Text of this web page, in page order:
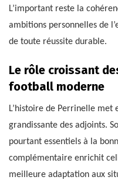
L’important reste la
ambitions personnelles de
de toute réussite durable.
Le rôle croissant
football moderne
L’histoire de Perrinelle met
grandissante des adjoints.
pourtant essentiels à la
complémentaire enrichit
meilleure adaptation aux